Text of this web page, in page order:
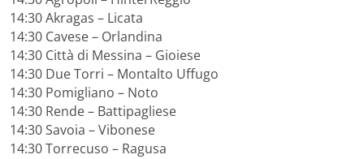
14:30 Akragas – Licata
14:30 Cavese – Orlandina
14:30 Città di Messina – Gioiese
14:30 Due Torri – Montalto Uffugo
14:30 Pomigliano – Noto
14:30 Rende – Battipagliese
14:30 Savoia – Vibonese
14:30 Torrecuso – Ragusa